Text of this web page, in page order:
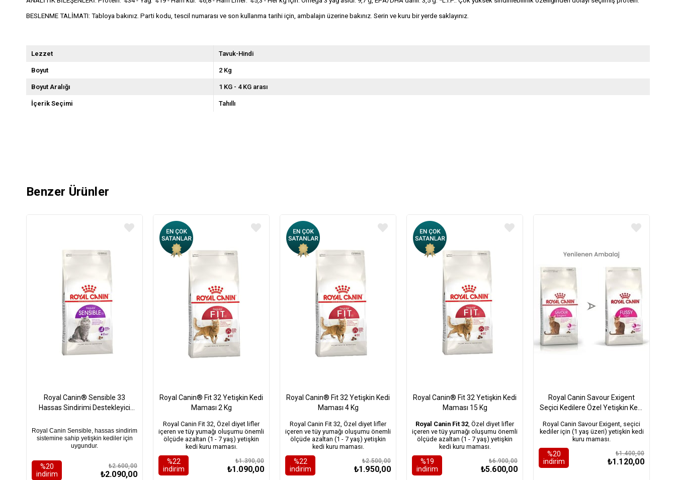
BESLENME TALİMATI: Tabloya bakınız. Parti kodu, tescil numarası ve son kullanma tarihi için, ambalajın üzerine bakınız. Serin ve kuru bir yerde saklayınız.
Lezzet Tavuk-Hindi
Boyut 2 Kg
Boyut Aralığı 1 KG - 4 KG arası
İçerik Seçimi Tahıllı
Benzer Ürünler
Royal Canin® Sensible 33
Hassas Sindirimi Destekleyici
Royal Canin Sensible, hassas sindirim
sistemine sahip yetişkin kediler için
uygundur.
%20
i̇ndirim
₺2.090,00
₺2.600,00
Royal Canin® Fit 32 Yetişkin Kedi
Maması 2 Kg
Royal Canin Fit 32, Özel diyet lifler
içeren ve tüy yumağı oluşumu önemli
ölçüde azaltan (1 - 7 yaş) yetişkin
kedi kuru maması.
%22
i̇ndirim
₺1.090,00
₺1.390,00
Royal Canin® Fit 32 Yetişkin Kedi
Maması 4 Kg
Royal Canin Fit 32, Özel diyet lifler
içeren ve tüy yumağı oluşumu önemli
ölçüde azaltan (1 - 7 yaş) yetişkin
kedi kuru maması.
%22
i̇ndirim
₺1.950,00
₺2.500,00
Royal Canin® Fit 32 Yetişkin Kedi
Maması 15 Kg
Royal Canin Fit 32 , Özel diyet lifler
içeren ve tüy yumağı oluşumu önemli
ölçüde azaltan (1 - 7 yaş) yetişkin
kedi kuru maması.
%19
i̇ndirim
₺5.600,00
₺6.900,00
Royal Canin Savour Exigent
Seçici Kedilere Özel Yetişkin Kedi
Royal Canin Savour Exigent, seçici
kediler için (1 yaş üzeri) yetişkin kedi
kuru maması.
%20
i̇ndirim
₺1.120,00
₺1.400,00